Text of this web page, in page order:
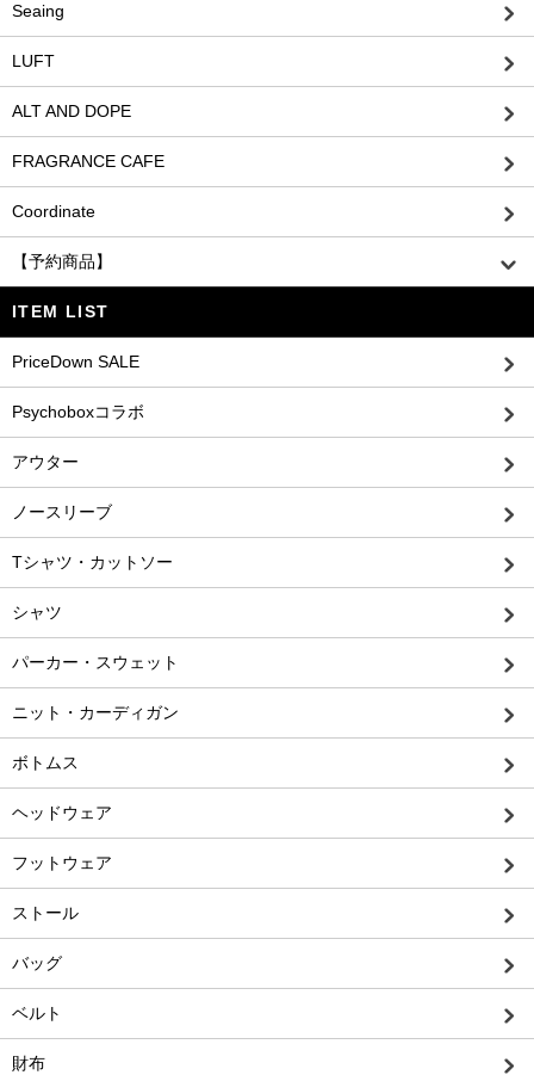
Seaing
LUFT
ALT AND DOPE
FRAGRANCE CAFE
Coordinate
【予約商品】
ITEM LIST
PriceDown SALE
Psychoboxコラボ
アウター
ノースリーブ
Tシャツ・カットソー
シャツ
パーカー・スウェット
ニット・カーディガン
ボトムス
ヘッドウェア
フットウェア
ストール
バッグ
ベルト
財布